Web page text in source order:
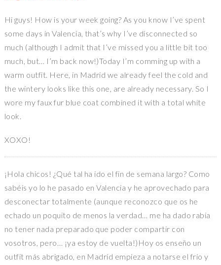
Hi guys! How is your week going? As you know I’ve spent
some days in Valencia, that’s why I’ve disconnected so
much (although I admit that I’ve missed you a little bit too
much, but… I’m back now!)Today I’m comming up with a
warm outfit. Here, in Madrid we already feel the cold and
the wintery looks like this one, are already necessary. So I
wore my faux fur blue coat combined it with a total white
look.
XOXO!
¡Hola chicos! ¿Qué tal ha ido el fin de semana largo? Como
sabéis yo lo he pasado en Valencia y he aprovechado para
desconectar totalmente (aunque reconozco que os he
echado un poquito de menos la verdad… me ha dado rabia
no tener nada preparado que poder compartir con
vosotros, pero… ¡ya estoy de vuelta!)Hoy os enseño un
outfit más abrigado, en Madrid empieza a notarse el frío y